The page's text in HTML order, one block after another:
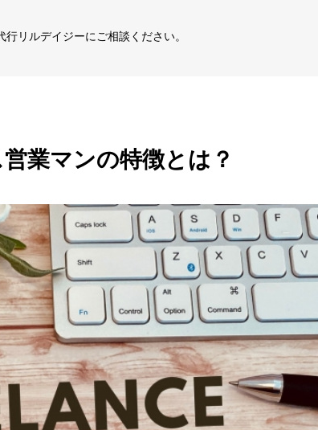
リルデイジーにご相談ください。
業マンの特徴とは？